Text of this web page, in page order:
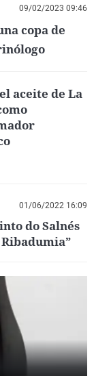
09/02/2023 09:46
copa de
aceite de La
01/06/2022 16:09
do Salnés